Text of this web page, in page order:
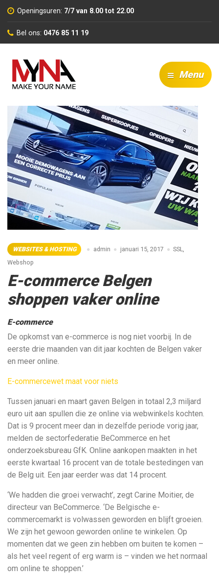
Openingsuren: 7/7 van 8.00 tot 22.00
Bel ons: 0476 85 11 19
Menu
WEBSITES & HOSTING admin januari 15, 2017 SSL,
Webshop
E-commerce Belgen
shoppen vaker online
E-commerce
De opkomst van e-commerce is nog niet voorbij. In de
eerste drie maanden van dit jaar kochten de Belgen vaker
en meer online.
E-commercewet maat voor niets
Tussen januari en maart gaven Belgen in totaal 2,3 miljard
euro uit aan spullen die ze online via webwinkels kochten.
Dat is 9 procent meer dan in dezelfde periode vorig jaar,
melden de sectorfederatie BeCommerce en het
onderzoeksbureau GfK. Online aankopen maakten in het
eerste kwartaal 16 procent van de totale bestedingen van
de Belg uit. Een jaar eerder was dat 14 procent.
‘We hadden die groei verwacht’, zegt Carine Moitier, de
directeur van BeCommerce. ‘De Belgische e-
commercemarkt is volwassen geworden en blijft groeien.
We zijn het gewoon geworden online te winkelen. Op
momenten dat we geen zin hebben om buiten te komen –
als het veel regent of erg warm is – vinden we het normaal
om online te shoppen.’